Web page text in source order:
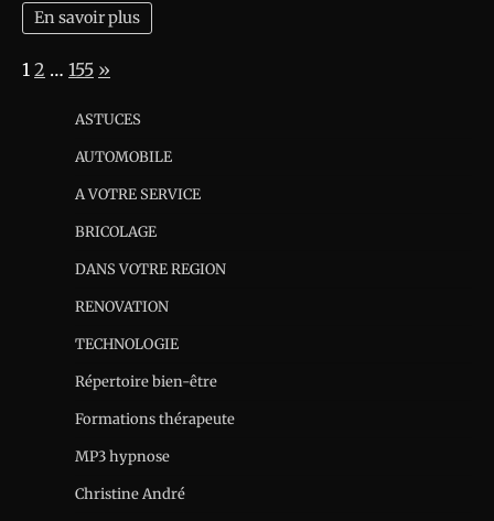
En savoir plus
Page:
1 2 … 155 Next
»
ASTUCES
AUTOMOBILE
A VOTRE SERVICE
BRICOLAGE
DANS VOTRE REGION
RENOVATION
TECHNOLOGIE
Répertoire bien-être
Formations thérapeute
MP3 hypnose
Christine André